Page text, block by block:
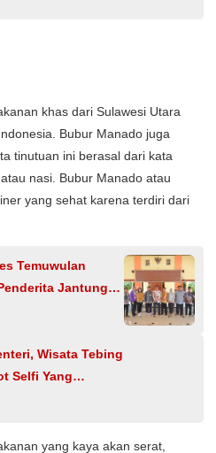
khas dari Sulawesi Utara
Bubur Manado juga
tinutuan ini berasal dari kata
nasi. Bubur Manado atau
yang sehat karena terdiri dari
Temuwulan
Jantung
Wisata Tebing
Selfi Yang
yang kaya akan serat,